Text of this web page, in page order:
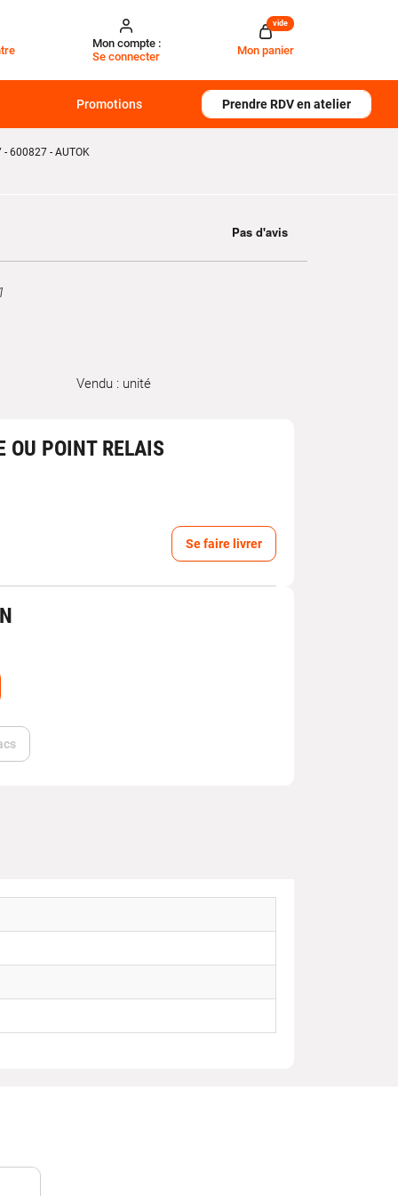
Mon compte :
Se connecter
Mon panier
vide
Promotions Prendre RDV en atelier
600827 - AUTOK
Vendu : unité
OU POINT RELAIS
Se faire livrer